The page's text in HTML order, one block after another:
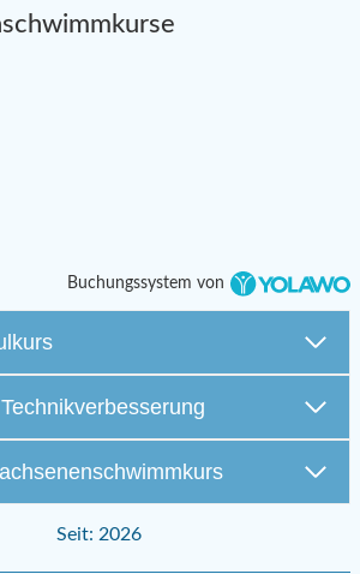
Buchungssystem von
Seit: 2026